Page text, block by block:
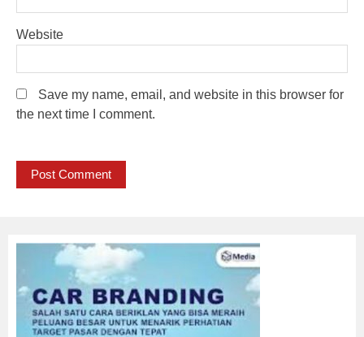
Website
Save my name, email, and website in this browser for
the next time I comment.